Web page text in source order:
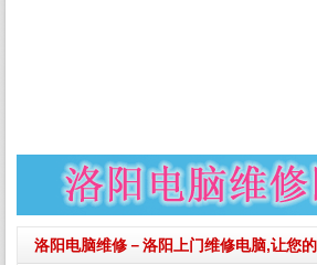
洛阳电脑维修－洛阳上门维修电脑,让您